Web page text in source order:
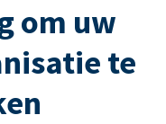
om uw
te